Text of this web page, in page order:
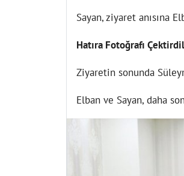
Sayan, ziyaret anısına
Hatıra Fotoğrafı
Ziyaretin sonunda
Elban ve Sayan, daha